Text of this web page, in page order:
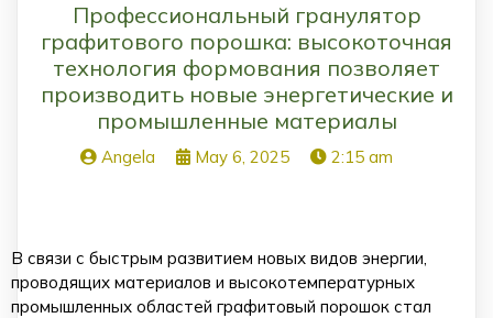
Профессиональный гранулятор
графитового порошка: высокоточная
технология формования позволяет
производить новые энергетические и
промышленные материалы
Angela May 6, 2025 2:15 am
В связи с быстрым развитием новых видов энергии,
проводящих материалов и высокотемпературных
промышленных областей графитовый порошок стал